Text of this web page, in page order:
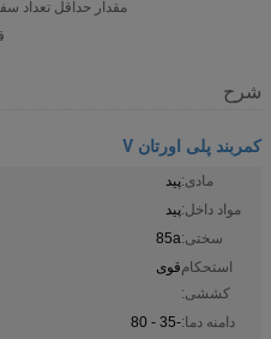
مقدار حداقل تعداد
شرح
کمربند پلی اورتان V
مادی:پید
مواد داخل:پید
سختی:85a
استحکام
کششی:
قوی
دامنه دما:-35 - 80